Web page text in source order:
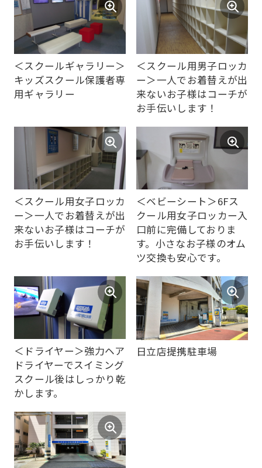
＜スクールギャラリー＞
キッズスクール保護者専
用ギャラリー
＜スクール用男子ロッカ
ー＞一人でお着替えが出
来ないお子様はコーチが
お手伝いします！
＜スクール用女子ロッカ
ー＞一人でお着替えが出
来ないお子様はコーチが
お手伝いします！
＜ベビーシート＞6Fス
クール用女子ロッカー入
口前に完備しておりま
す。小さなお子様のオム
ツ交換も安心です。
＜ドライヤー＞強力ヘア
ドライヤーでスイミング
スクール後はしっかり乾
かします。
日立店提携駐車場
translation)
return
to
the
top
However,
if
you
use
an
automatic
translation
service,
the
Japanese
version
of